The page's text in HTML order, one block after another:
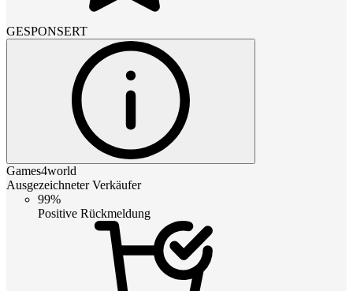
GESPONSERT
Games4world
Ausgezeichneter Verkäufer
99%
Positive Rückmeldung